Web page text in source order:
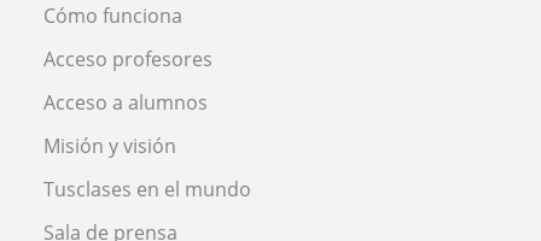
Cómo funciona
Acceso profesores
Acceso a alumnos
Misión y visión
Tusclases en el mundo
Sala de prensa